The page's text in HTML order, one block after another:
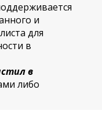
и
для
в
в
либо